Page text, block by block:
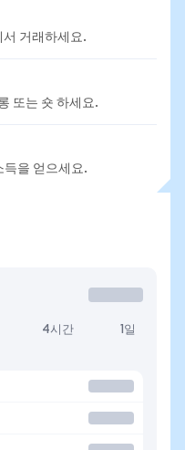
서 거래하세요.
또는 숏 하세요.
득을 얻으세요.
4시간 1일